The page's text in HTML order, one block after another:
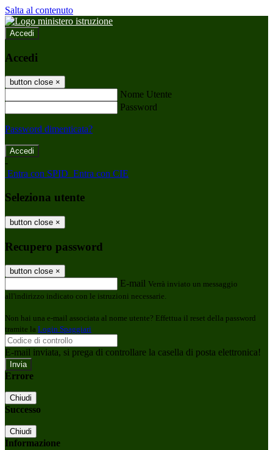
Salta al contenuto
Accedi
Accedi
button close ×
Nome Utente
Password
Password dimenticata?
-
Entra con SPID Entra con CIE
Seleziona utente
button close ×
Recupero password
button close ×
E-mail Verrà inviato un messaggio
all'indirizzo indicato con le istruzioni necessarie.
Non hai una e-mail associata al nome utente? Effettua il reset della password
tramite la Login Spaggiari
E-mail inviata, si prega di controllare la casella di posta elettronica!
Errore
Chiudi
Successo
Chiudi
Informazione